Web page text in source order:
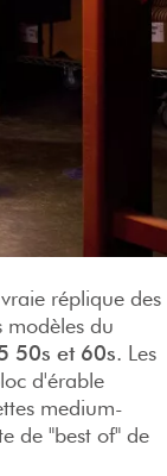
réplique des
modèles du
50s et 60s. Les
d'érable
medium-
de "best of" de